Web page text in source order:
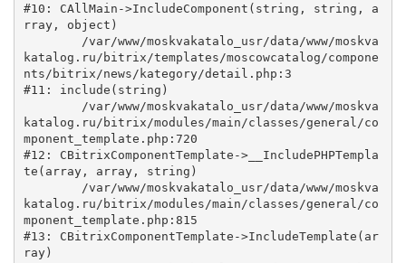
#10: CAllMain->IncludeComponent(string, string, a
rray, object)
katalog.ru/bitrix/templates/moscowcatalog/compone
nts/bitrix/news/kategory/detail.php:3
#11: include(string)
katalog.ru/bitrix/modules/main/classes/general/co
mponent_template.php:720
#12: CBitrixComponentTemplate->__IncludePHPTempla
te(array, array, string)
katalog.ru/bitrix/modules/main/classes/general/co
mponent_template.php:815
#13: CBitrixComponentTemplate->IncludeTemplate(ar
ray)